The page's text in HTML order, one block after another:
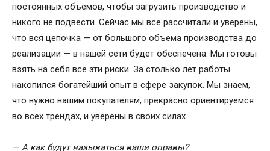
постоянных объемов, чтобы загрузить производство и
никого не подвести. Сейчас мы все рассчитали и уверены,
что вся цепочка — от большого объема производства до
реализации — в нашей сети будет обеспечена. Мы готовы
взять на себя все эти риски. За столько лет работы
накопился богатейший опыт в сфере закупок. Мы знаем,
что нужно нашим покупателям, прекрасно ориентируемся
во всех трендах, и уверены в своих силах.
— А как будут называться ваши оправы?